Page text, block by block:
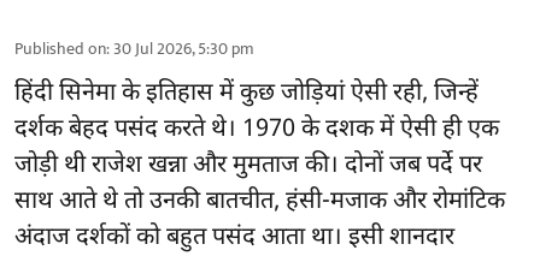
Published on:30 Jul 2026, 5:30 pm
हिंदी सिनेमा के इतिहास में कुछ जोड़ियां ऐसी रही, जिन्हें
दर्शक बेहद पसंद करते थे। 1970 के दशक में ऐसी ही एक
जोड़ी थी राजेश खन्ना और मुमताज की। दोनों जब पर्दे पर
साथ आते थे तो उनकी बातचीत, हंसी-मजाक और रोमांटिक
अंदाज दर्शकों को बहुत पसंद आता था। इसी शानदार